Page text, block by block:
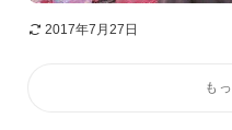
2017年7月27日